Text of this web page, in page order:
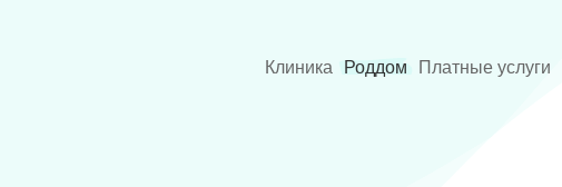
Клиника Роддом Платные услуги